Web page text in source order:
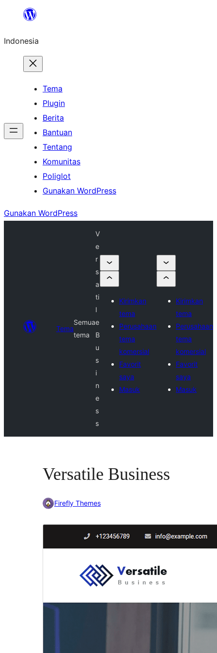
Lewati
konten
Indonesia
Tema
Plugin
Berita
Bantuan
Tentang
Komunitas
Poliglot
Gunakan WordPress
Gunakan WordPress
Tema
Semua
tema
V
e
r
s
a
ti
l
e
B
u
s
i
n
e
s
s
Kirimkan
tema
Perusahaan
tema
komersial
Favorit
saya
Masuk
Kirimkan
tema
Perusahaan
tema
komersial
Favorit
saya
Masuk
Versatile Business
Firefly Themes